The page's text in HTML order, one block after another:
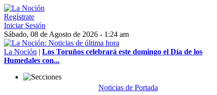
Regístrate
Iniciar Sesión
Sábado, 08 de Agosto de 2026 - 1:24 am
La Noción | Los Toruños celebrará este domingo el Día de los
Humedales con...
Noticias de Portada